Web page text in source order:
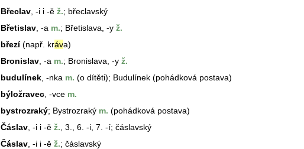
Břeclav , -i i -ě ž.; břeclavský
Břetislav , -a m.; Břetislava, -y ž.
březí(např. kráva)
Bronislav , -a m.; Bronislava, -y ž.
budulínek , -nka m. (o dítěti); Budulínek (pohádková postava)
býložravec , -vce m.
bystrozraký; Bystrozraký m. (pohádková postava)
Čáslav , -i i -ě ž. , 3., 6. -i, 7. -í; čáslavský
Čáslav , -i i -ě ž.; čáslavský